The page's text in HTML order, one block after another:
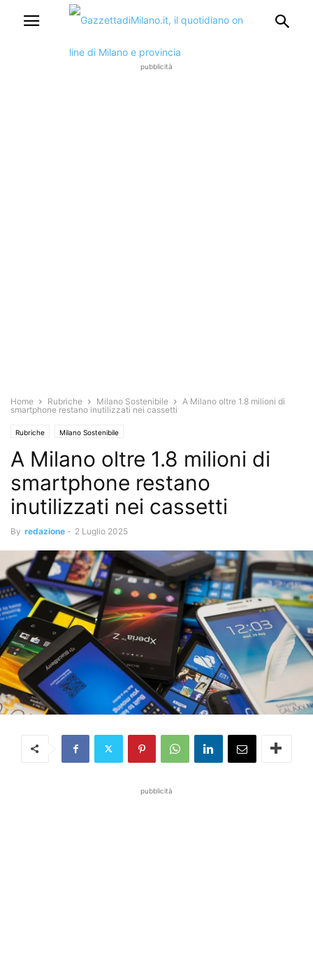
pubblicità
Home Rubriche Milano Sostenibile
A Milano oltre 1.8 milioni di
smartphone restano inutilizzati nei cassetti
Rubriche Milano Sostenibile
A Milano oltre 1.8 milioni di
smartphone restano
inutilizzati nei cassetti
By redazione - 2 Luglio 2025
pubblicità